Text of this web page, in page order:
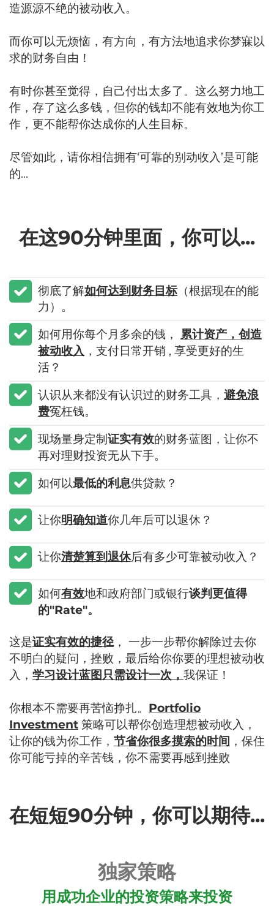
造源源不绝的被动收入。
而你可以无烦恼，有方向，有方法地追求你梦寐以
求的财务自由！
有时你甚至觉得，自己付出太多了。这么努力地工
作，存了这么多钱，但你的钱却不能有效地为你工
作，更不能帮你达成你的人生目标。
尽管如此，请你相信拥有‘可靠的别动收入’是可能
的...
在这90分钟里面，你可以...
彻底了解如何达到财务目标（根据现在的能
力）。
如何用你每个月多余的钱， 累计资产，创造
被动收入 ，支付日常开销 , 享受更好的生
活？
​认识从来都没有认识过的财务工具， 避免浪
费冤枉钱。
​现场量身定制 证实有效的财务蓝图，让你不
再对理财投资无从下手。
​如何以最低的利息供贷款？
​让你明确知道你几年后可以退休？
​让你清楚算到退休后有多少可靠被动收入？
​如何有效地和政府部门或银行谈判更值得
的"Rate"。
这是证实有效的捷径， 一步一步帮你解除过去你
不明白的疑问，挫败，最后给你你要的理想被动收
入， 学习设计蓝图只需设计一次， 我保证！
你根本不需要再苦恼挣扎。 Portfolio
Investment 策略可以帮你创造理想被动收入，
让你的钱为你工作， 节省你很多摸索的时间 ，保住
你可能亏掉的辛苦钱，你不需要再感到挫败
在短短90分钟，你可以期待...
独家策略
用成功企业的投资策略来投资